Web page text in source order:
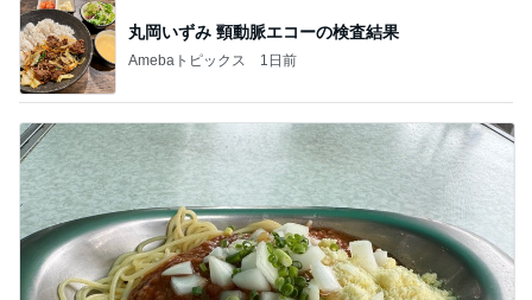
丸岡いずみ 頸動脈エコーの検査結果
Amebaトピックス 1日前